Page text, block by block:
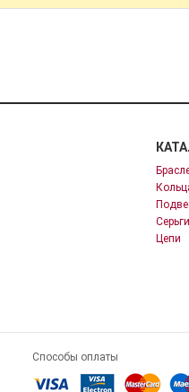
Серьги
Цепи
Способы оплаты